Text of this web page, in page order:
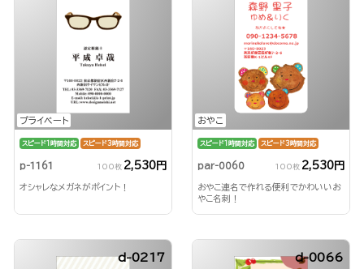
プライベート
スピード1時間対応 スピード3時間対応
p-1161 100枚 2,530円
オシャレなメガネがポイント！
おやこ
スピード1時間対応 スピード3時間対応
par-0060 100枚 2,530円
おやこ連名で作れる便利でかわいいお
やこ名刺！
d-0217 d-0066